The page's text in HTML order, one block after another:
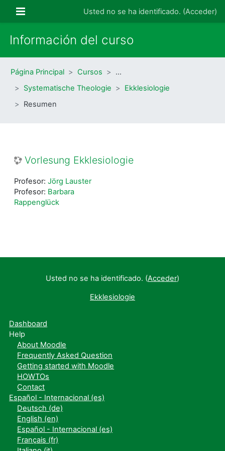
Panel lateralUsted no se ha identificado. (Acceder)
Información del curso
Página Principal Cursos
…
Systematische Theologie
Ekklesiologie
Resumen
Vorlesung Ekklesiologie
Profesor: Jörg Lauster
Profesor: Barbara
Rappenglück
Usted no se ha identificado. (Acceder)
Ekklesiologie
Dashboard
Help
About Moodle
Frequently Asked Question
Getting started with Moodle
HOWTOs
Contact
Español - Internacional ‎(es)‎
Deutsch ‎(de)‎
English ‎(en)‎
Español - Internacional ‎(es)‎
Français ‎(fr)‎